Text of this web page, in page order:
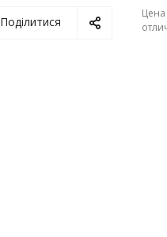
Поділитися